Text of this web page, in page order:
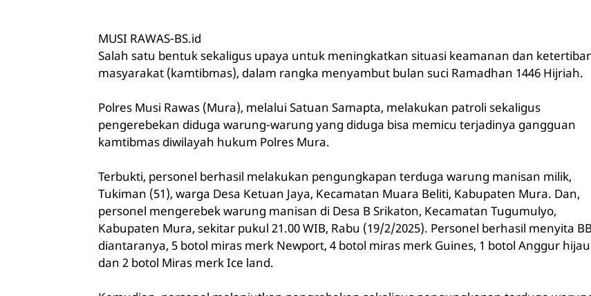
MUSI RAWAS-BS.id
Salah satu bentuk sekaligus upaya untuk meningkatkan situasi keamanan dan
masyarakat (kamtibmas), dalam rangka menyambut bulan suci Ramadhan 1446 Hijriah.
Polres Musi Rawas (Mura), melalui Satuan Samapta, melakukan patroli sekaligus
pengerebekan diduga warung-warung yang diduga bisa memicu terjadinya gangguan
kamtibmas diwilayah hukum Polres Mura.
Terbukti, personel berhasil melakukan pengungkapan terduga warung manisan milik,
Tukiman (51), warga Desa Ketuan Jaya, Kecamatan Muara Beliti, Kabupaten Mura. Dan,
personel mengerebek warung manisan di Desa B Srikaton, Kecamatan Tugumulyo,
Kabupaten Mura, sekitar pukul 21.00 WIB, Rabu (19/2/2025). Personel berhasil menyita
diantaranya, 5 botol miras merk Newport, 4 botol miras merk Guines, 1 botol Anggur hijau
dan 2 botol Miras merk Ice land.